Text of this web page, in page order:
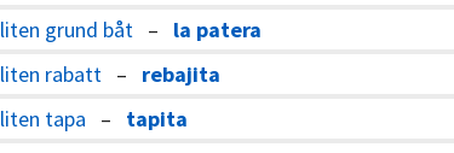
liten grund båt – la patera
liten rabatt – rebajita
liten tapa – tapita